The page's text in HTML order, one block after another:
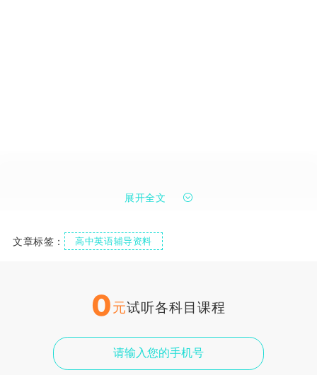
展开全文
文章标签： 高中英语辅导资料
0元试听各科目课程